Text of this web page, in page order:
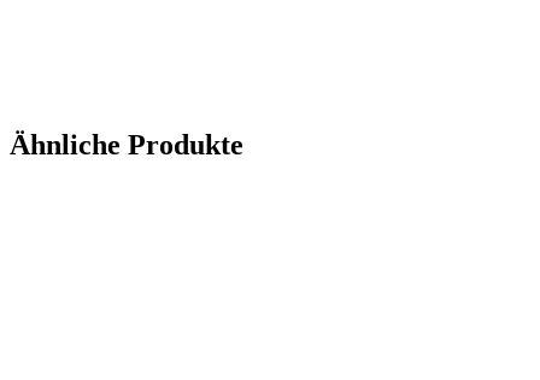
Ähnliche Produkte